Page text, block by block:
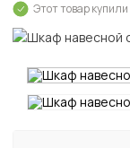
Этот товар купили